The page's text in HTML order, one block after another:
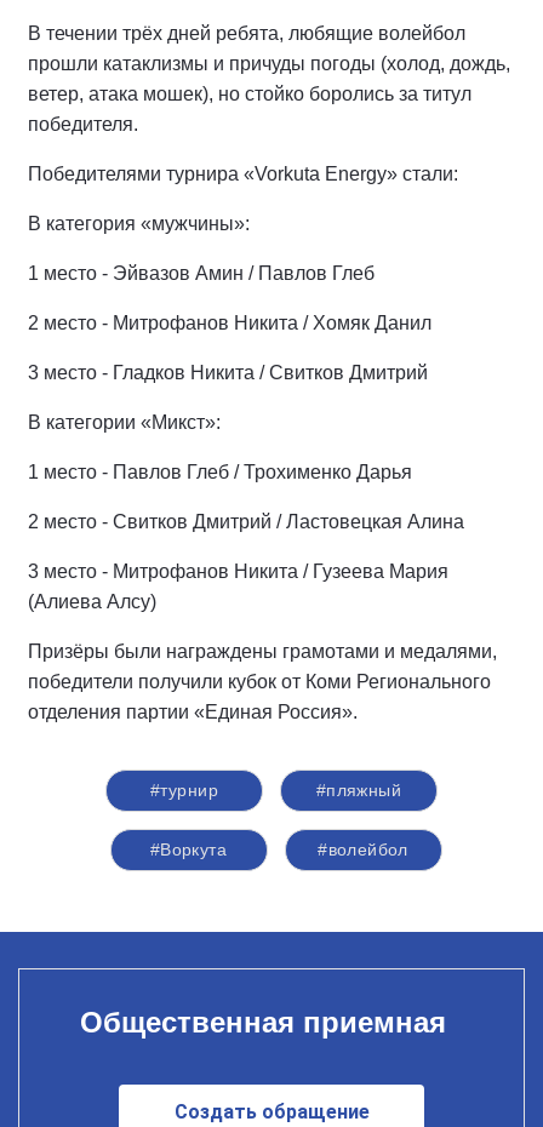
В течении трёх дней ребята, любящие волейбол
прошли катаклизмы и причуды погоды (холод, дождь,
ветер, атака мошек), но стойко боролись за титул
победителя.
Победителями турнира «Vorkuta Energy» стали:
В категория «мужчины»:
1 место - Эйвазов Амин / Павлов Глеб
2 место - Митрофанов Никита / Хомяк Данил
3 место - Гладков Никита / Свитков Дмитрий
В категории «Микст»:
1 место - Павлов Глеб / Трохименко Дарья
2 место - Свитков Дмитрий / Ластовецкая Алина
3 место - Митрофанов Никита / Гузеева Мария
(Алиева Алсу)
Призёры были награждены грамотами и медалями,
победители получили кубок от Коми Регионального
отделения партии «Единая Россия».
#турнир #пляжный
#Воркута #волейбол
Общественная приемная
Создать обращение